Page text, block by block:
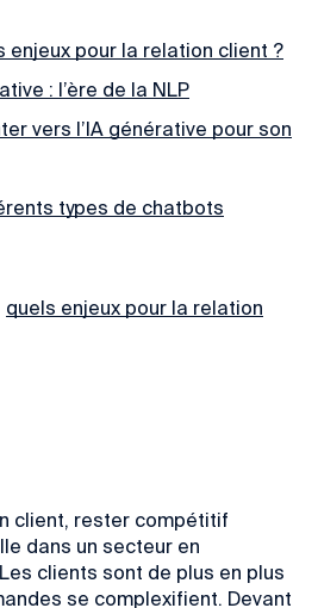
enjeux pour la relation client ?
: l’ère de la NLP
vers l’IA générative pour son
types de chatbots
quels enjeux pour la relation
client, rester compétitif
dans un secteur en
clients sont de plus en plus
se complexifient. Devant